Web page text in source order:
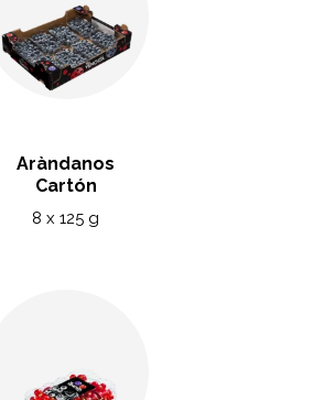
Aràndanos
Cartón
8 x 125 g